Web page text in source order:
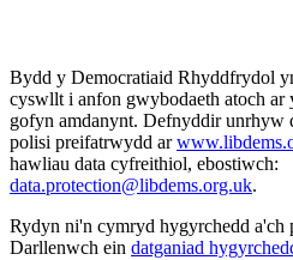
Bydd y Democratiaid Rhyddfrydol
cyswllt i anfon gwybodaeth atoch
gofyn amdanynt. Defnyddir unrhyw
polisi preifatrwydd ar
hawliau data cyfreithiol, ebostiwch:
data.protection@libdems.org.uk.
Rydyn ni'n cymryd hygyrchedd
Darllenwch ein datganiad